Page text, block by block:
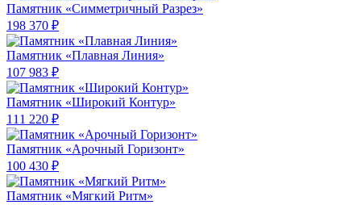
Памятник «Симметричный Разрез»
198 370 ₽
Памятник «Плавная Линия»
107 983 ₽
Памятник «Широкий Контур»
111 220 ₽
Памятник «Арочный Горизонт»
100 430 ₽
Памятник «Мягкий Ритм»